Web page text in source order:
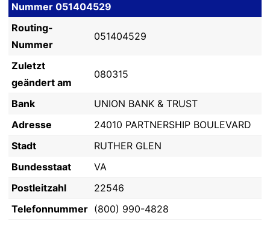
Nummer 051404529
Routing-
Nummer
051404529
Zuletzt
geändert am
080315
Bank
UNION BANK & TRUST
Adresse
24010 PARTNERSHIP BOULEVARD
Stadt
RUTHER GLEN
Bundesstaat
VA
Postleitzahl
22546
Telefonnummer (800) 990-4828